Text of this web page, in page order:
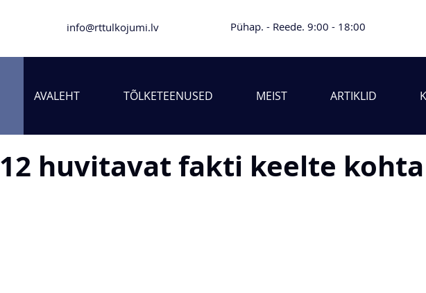
info@rttulkojumi.lv Pühap. - Reede. 9:00 - 18:00
AVALEHT TÕLKETEENUSED MEIST ARTIKLID
12 huvitavat fakti keelte kohta